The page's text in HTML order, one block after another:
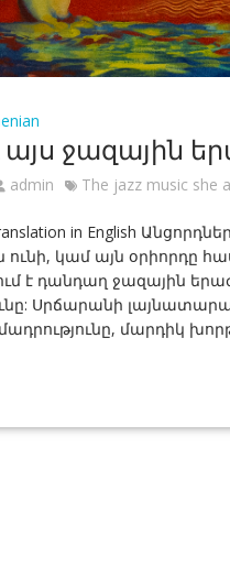
ջազային
admin The jazz music she
in English
ունի, կամ այն օրիորդը
է դանդաղ ջազային
Սրճարանի
մարդիկ